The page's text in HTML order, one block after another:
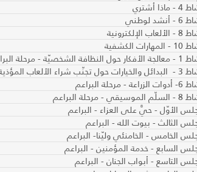
أشتري
لوطني
الإلكترونية
الكشفية
الشخصيّة - مرحلة البراعم
المؤذية- مرحلة البراعم
- مرحلة البراعم
- مرحلة البراعم
الأوّل - حيَّ على العزاء - البراعم
الثالث - بيوت الله - البراعم
الخامس - الخامنئي وليّنا- البراعم
السابع - خدمة المؤمنين - البراعم
التاسع - أبواب الجنان - البراعم